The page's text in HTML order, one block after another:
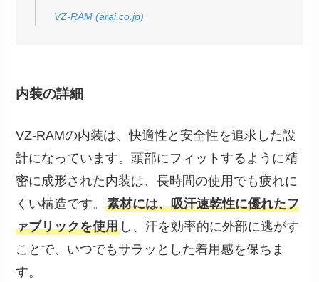
VZ-RAM (arai.co.jp)
内装の詳細
VZ-RAMの内装は、快適性と安全性を追求した設
計になっています。頭部にフィットするように精
密に成形された内装は、長時間の使用でも疲れに
くい構造です。素材には、吸汗速乾性に優れたフ
ァブリックを使用 し、汗を効率的に外部に逃がす
ことで、いつでもサラッとした着用感を保ちま
す。